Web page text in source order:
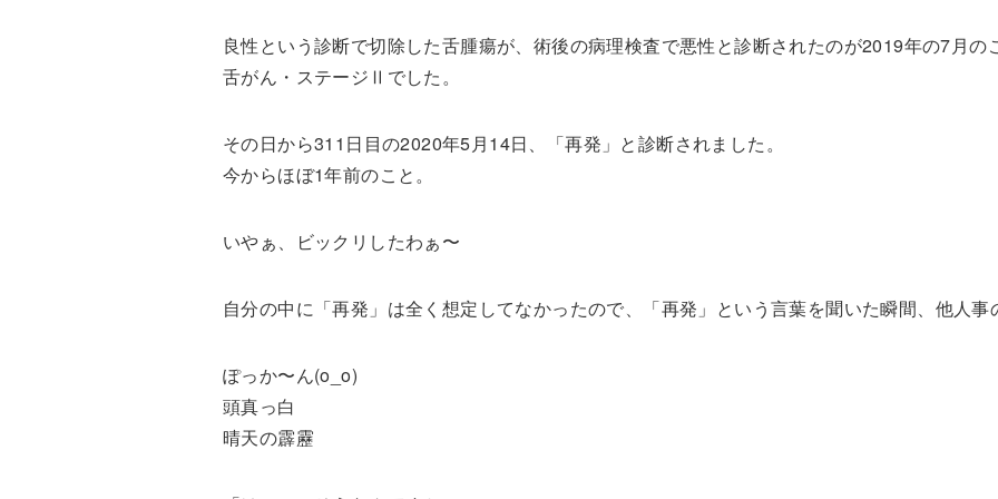
良性という診断で切除した舌腫瘍が、術後の病理検査で悪性と診断されたのが2019年の7月の
舌がん・ステージⅡでした。
その日から311日目の2020年5月14日、「再発」と診断されました。
今からほぼ1年前のこと。
いやぁ、ビックリしたわぁ〜
自分の中に「再発」は全く想定してなかったので、「再発」という言葉を聞いた瞬間、他人事
ぽっか〜ん(o_o)
頭真っ白
晴天の霹靂